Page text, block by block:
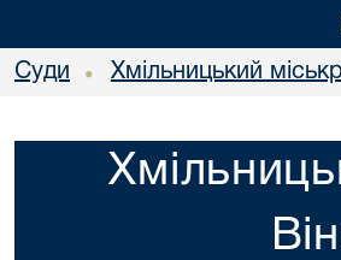
Суди • Хмільницький